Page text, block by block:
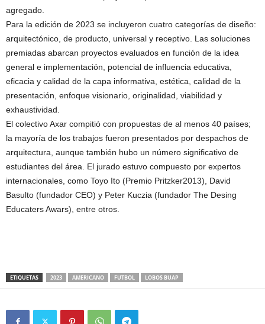
agregado.
Para la edición de 2023 se incluyeron cuatro categorías de diseño:
arquitectónico, de producto, universal y receptivo. Las soluciones
premiadas abarcan proyectos evaluados en función de la idea
general e implementación, potencial de influencia educativa,
eficacia y calidad de la capa informativa, estética, calidad de la
presentación, enfoque visionario, originalidad, viabilidad y
exhaustividad.
El colectivo Axar compitió con propuestas de al menos 40 países;
la mayoría de los trabajos fueron presentados por despachos de
arquitectura, aunque también hubo un número significativo de
estudiantes del área. El jurado estuvo compuesto por expertos
internacionales, como Toyo Ito (Premio Pritzker2013), David
Basulto (fundador CEO) y Peter Kuczia (fundador The Desing
Educaters Awars), entre otros.
ETIQUETAS 2023 AMERICANO FUTBOL LOBOS BUAP